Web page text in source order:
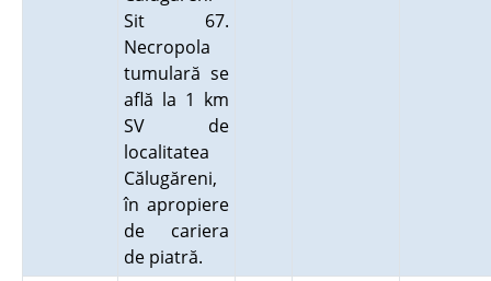
Sit 67.
Necropola
tumulară se
află la 1 km
SV de
localitatea
Călugăreni,
în apropiere
de cariera
de piatră.